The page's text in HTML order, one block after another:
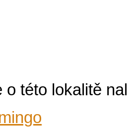
o této lokalitě